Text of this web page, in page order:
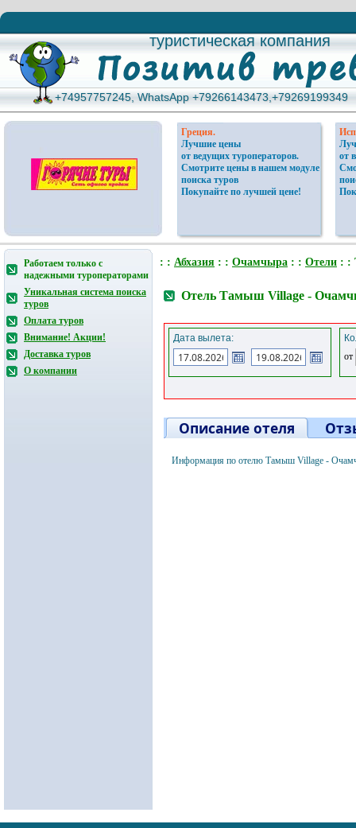
туристическая компания
туристическая компания
+74957757245, WhatsApp +79266143473,+79269199349
+74957757245, WhatsApp +79266143473,+79269199349
Греция.
Лучшие цены
от ведущих туроператоров.
Смотрите цены в нашем модуле
поиска туров
Покупайте по лучшей цене!
от
Работаем только с
надежными туроператорами
Уникальная система поиска
туров
Оплата туров
Внимание! Акции!
Доставка туров
О компании
: : Абхазия : : Очамчыра : : Отели : :
Отель Тамыш Village -
Дата вылета:
от
Описание отеля
Информация по отелю Тамыш Village -